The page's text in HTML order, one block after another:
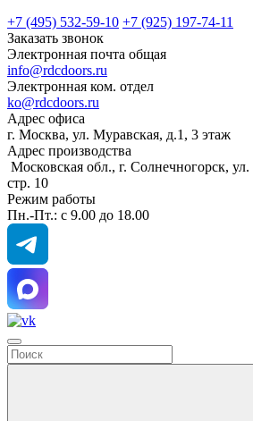
+7 (495) 532-59-10 +7 (925) 197-74-11
Заказать звонок
Электронная почта общая
info@rdcdoors.ru
Электронная ком. отдел
ko@rdcdoors.ru
Адрес офиса
г. Москва, ул. Муравская, д.1, 3 этаж
Адрес производства
Московская обл., г. Солнечногорск,
стр. 10
Режим работы
Пн.-Пт.: с 9.00 до 18.00